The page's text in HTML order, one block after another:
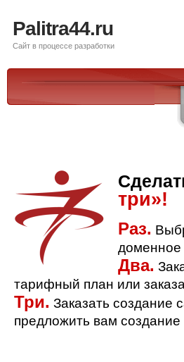
Palitra44.ru
Сайт в процессе разработки
три»!
Раз.
доменное
Два.
тарифный план или
Три. Заказать создание
предложить вам